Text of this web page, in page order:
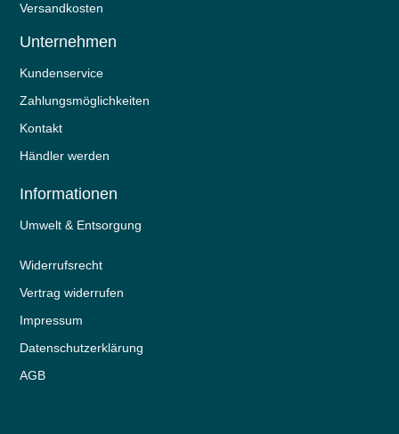
Versandkosten
Unternehmen
Kundenservice
Zahlungsmöglichkeiten
Kontakt
Händler werden
Informationen
Umwelt & Entsorgung
Widerrufs­recht
Vertrag widerrufen
Impressum
Daten­schutz­erklärung
AGB